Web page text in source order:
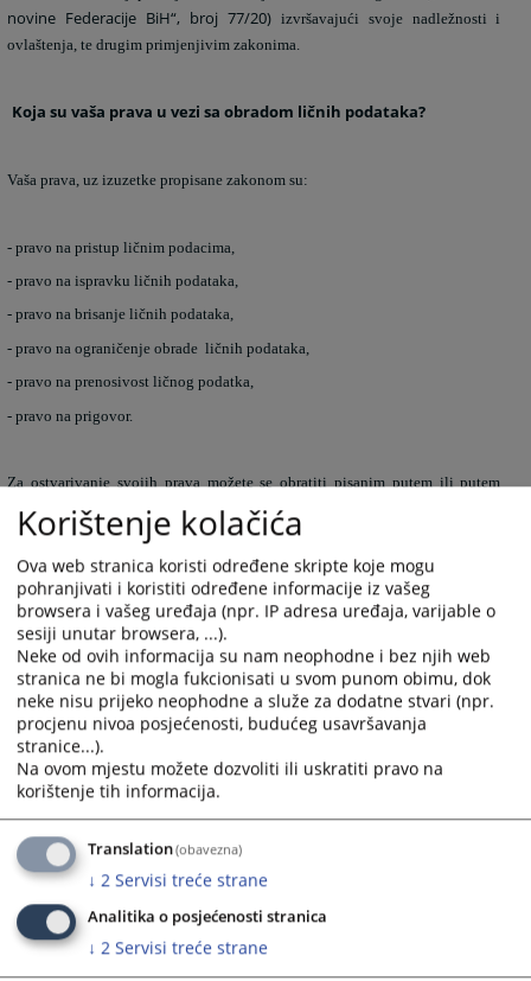
novine Federacije BiH“, broj 77/20) izvršavajući svoje nadležnosti i
ovlaštenja, te drugim primjenjivim zakonima.
Koja su vaša prava u vezi sa obradom ličnih podataka?
Vaša prava, uz izuzetke propisane zakonom su:
- pravo na pristup ličnim podacima,
- pravo na ispravku ličnih podataka,
- pravo na brisanje ličnih podataka,
- pravo na ograničenje obrade ličnih podataka,
- pravo na prenosivost ličnog podatka,
- pravo na prigovor.
Za ostvarivanje svojih prava možete se obratiti pisanim putem ili putem
elektronske pošte na naprijed navedenu adresu. Ako ste nezadovoljni
postupkom Sudske policije možete se obratiti nadležnom nadzornom organu
Agenciji za zaštitu ličnih podatakawww.alzp.baili putem tužbe nadležnom
sudu.
Sigurnost ličnih podataka
Vaše lične podatke Sudska policije obrađuje na način kojim se osigurava
odgovarajuća sigurnost i povjerljivost kao i odgovarajuća primjena principa
zakonite obrade ličnih podataka, smanjenje količine ličnih podataka, po
principu neophodnosti, poštujemo vremenski period čuvanja ličnih
podataka kao i njihovu raspoloživost.
Vremenski period čuvanja ličnih podataka
Korištenje kolačića
Ova web stranica koristi određene skripte koje mogu
pohranjivati i koristiti određene informacije iz vašeg
browsera i vašeg uređaja (npr. IP adresa uređaja, varijable o
sesiji unutar browsera, ...).
Neke od ovih informacija su nam neophodne i bez njih web
stranica ne bi mogla fukcionisati u svom punom obimu, dok
neke nisu prijeko neophodne a služe za dodatne stvari (npr.
procjenu nivoa posjećenosti, budućeg usavršavanja
stranice...).
Na ovom mjestu možete dozvoliti ili uskratiti pravo na
korištenje tih informacija.
Translation(obavezna)
↓ 2 Servisi treće strane
Analitika o posjećenosti stranica
↓ 2 Servisi treće strane